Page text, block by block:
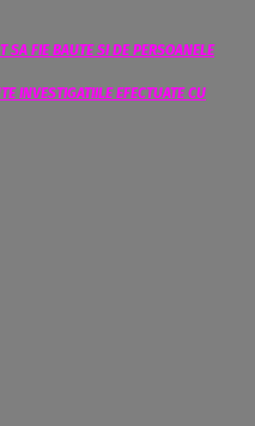
SA FIE BAUTE SI DE PERSOANELE
INVESTIGATIILE EFECTUATE CU